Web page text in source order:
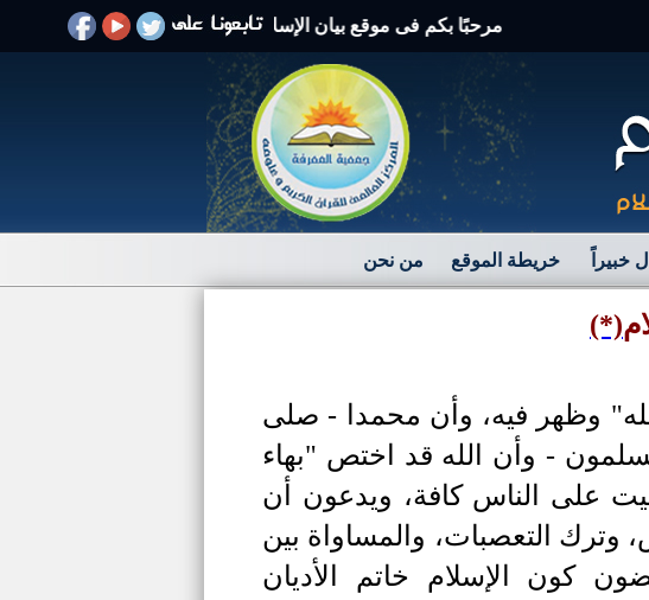
مرحبًا بكم فى موقع بيان الإسلام الرد على الافتراءات والشبهات
خبيراً خريطة الموقع من نحن
(*)
وظهر فيه، وأن محمدا - صلى
- وأن الله قد اختص "بهاء
على الناس كافة، ويدعون أن
وترك التعصبات، والمساواة بين
كون الإسلام خاتم الأديان